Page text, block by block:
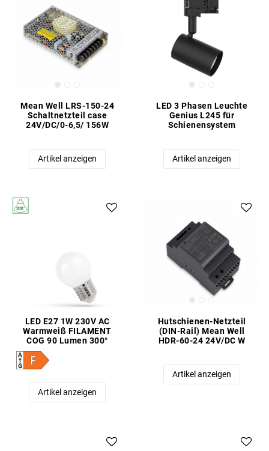
Mean Well LRS-150-24
Schaltnetzteil case
24V/DC/0-6,5/ 156W
Artikel anzeigen
LED 3 Phasen Leuchte
Genius L245 für
Schienensystem
Artikel anzeigen
LED E27 1W 230V AC
Warmweiß FILAMENT
COG 90 Lumen 300°
Artikel anzeigen
Hutschienen-Netzteil
(DIN-Rail) Mean Well
HDR-60-24 24V/DC W
Artikel anzeigen